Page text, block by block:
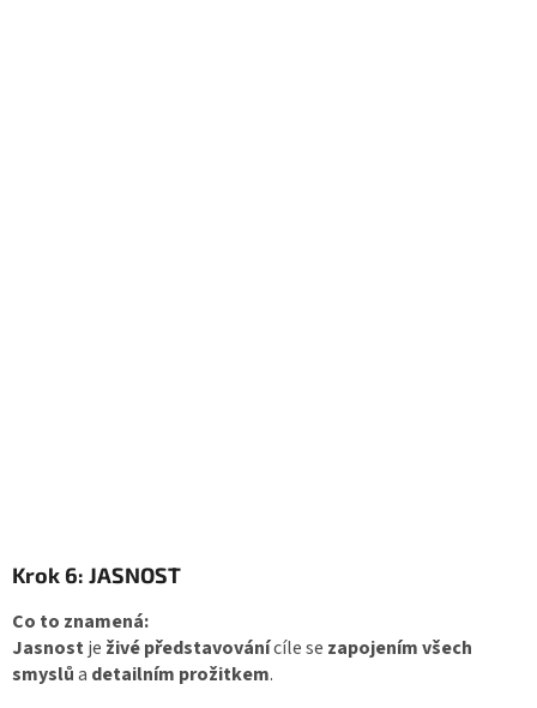
Krok 6: JASNOST
Co to znamená:
Jasnostje živé představovánícíle se zapojením všech
smyslůa detailním prožitkem.